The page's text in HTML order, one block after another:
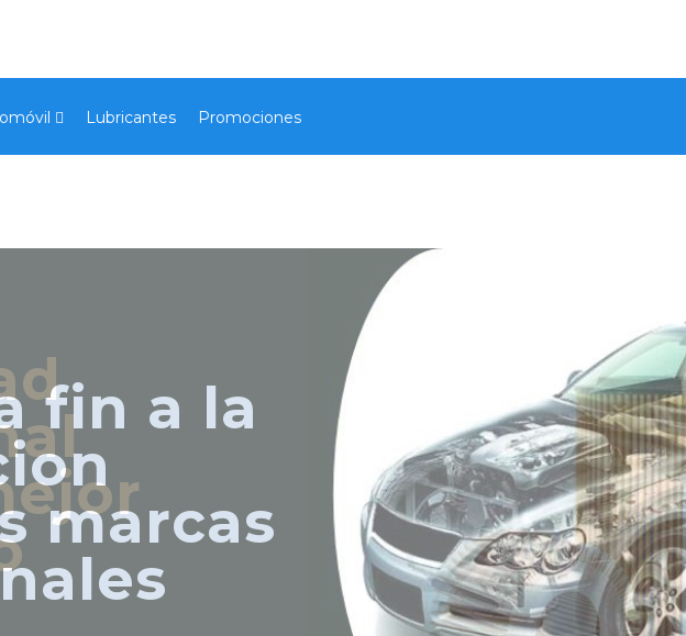
Lubricantes Promociones
fin a la
marcas